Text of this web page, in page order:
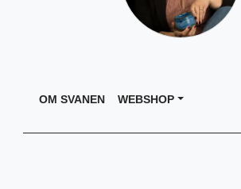
OM SVANEN WEBSHOP